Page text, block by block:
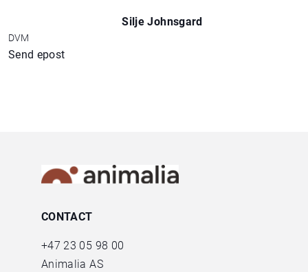
Silje Johnsgard
DVM
Send epost
CONTACT
+47 23 05 98 00
Animalia AS